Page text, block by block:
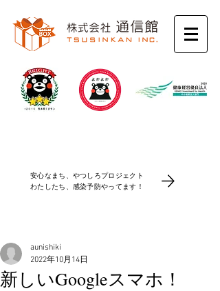
安心なまち、やつしろプロジェクト
​わたしたち、感染予防やってます！
新しいGoogleスマホ！
aunishiki
2022年10月14日